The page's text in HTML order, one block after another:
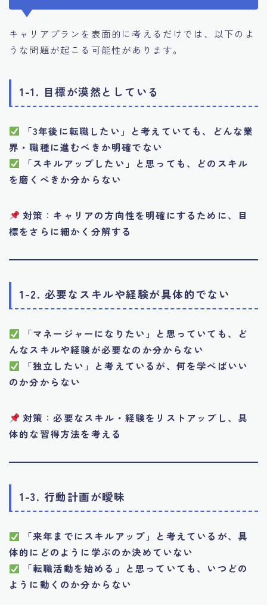
キャリアプランを表面的に考えるだけでは、以下のよ
うな問題が起こる可能性があります。
1-1. 目標が漠然としている
「3年後に転職したい」と考えていても、どんな業
界・職種に進むべきか明確でない
「スキルアップしたい」と思っても、どのスキル
を磨くべきか分からない
対策 ： キャリアの方向性を明確にするために、目
標をさらに細かく分解する
1-2. 必要なスキルや経験が具体的でない
「マネージャーになりたい」と思っていても、ど
んなスキルや経験が必要なのか分からない
「独立したい」と考えているが、何を学べばいい
のか分からない
対策 ：必要なスキル・経験をリストアップし、具
体的な習得方法を考える
1-3. 行動計画が曖昧
「来年までにスキルアップ」と考えているが、具
体的にどのように学ぶのか決めていない
「転職活動を始める」と思っていても、いつどの
ように動くのか分からない